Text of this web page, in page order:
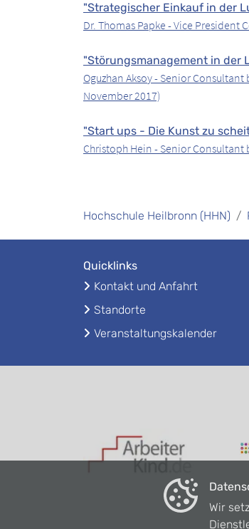
"Strategischer Einkauf in der
Dr. Thomas Papke - Vice President
"Störungsmanagement in
Oguzhan Aksoy - Senior
November 2017)
"Start ups - Die Kunst zu
Christoph Hein - Senior Consultant
Hochschule Heilbronn (HHN)
Quicklinks
Kontakt und Anfahrt
Standorte
Veranstaltungskalender
Wir